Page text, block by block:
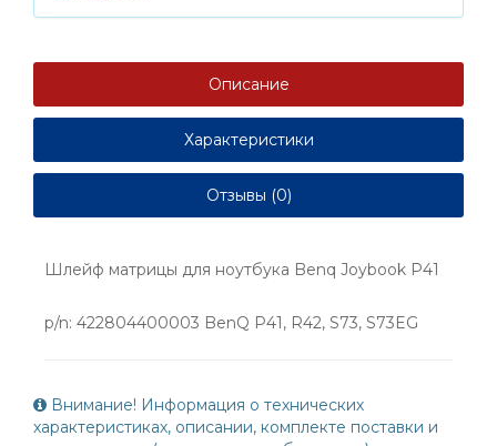
Описание
Характеристики
Отзывы (0)
Шлейф матрицы для ноутбука Benq Joybook P41
p/n: 422804400003 BenQ P41, R42, S73, S73EG
Внимание! Информация о технических
характеристиках, описании, комплекте поставки и